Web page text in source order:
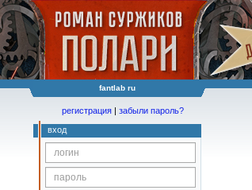
fantlab ru
регистрация | забыли пароль?
вход